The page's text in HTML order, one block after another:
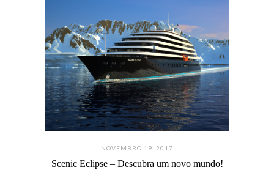
NOVEMBRO 19. 2017
Scenic Eclipse – Descubra um novo mundo!